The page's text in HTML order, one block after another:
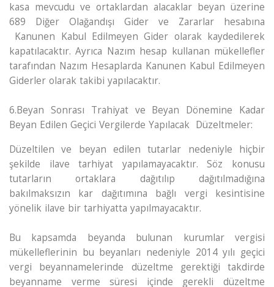
kasa mevcudu ve ortaklardan alacaklar beyan üzerine
689 Diğer Olağandışı Gider ve Zararlar hesabına
Kanunen Kabul Edilmeyen Gider olarak kaydedilerek
kapatılacaktır. Ayrıca Nazım hesap kullanan mükellefler
tarafından Nazım Hesaplarda Kanunen Kabul Edilmeyen
Giderler olarak takibi yapılacaktır.
6.Beyan Sonrası Trahiyat ve Beyan Dönemine Kadar
Beyan Edilen Geçici Vergilerde Yapılacak Düzeltmeler:
Düzeltilen ve beyan edilen tutarlar nedeniyle hiçbir
şekilde ilave tarhiyat yapılamayacaktır. Söz konusu
tutarların ortaklara dağıtılıp dağıtılmadığına
bakılmaksızın kar dağıtımına bağlı vergi kesintisine
yönelik ilave bir tarhiyatta yapılmayacaktır.
Bu kapsamda beyanda bulunan kurumlar vergisi
mükelleflerinin bu beyanları nedeniyle 2014 yılı geçici
vergi beyannamelerinde düzeltme gerektiği takdirde
beyanname verme süresi içinde gerekli düzeltme